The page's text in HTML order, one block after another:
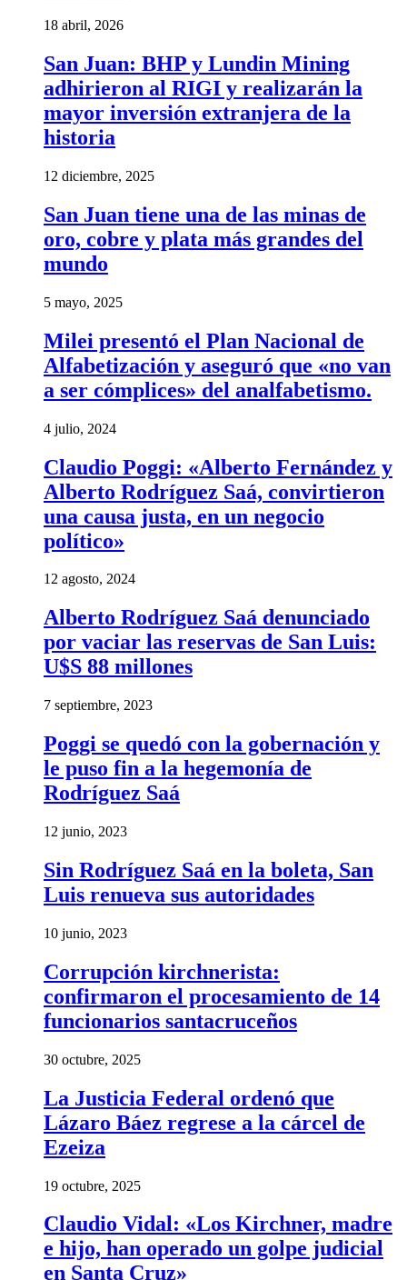
18 abril, 2026
San Juan: BHP y Lundin Mining
adhirieron al RIGI y realizarán la
mayor inversión extranjera de la
historia
12 diciembre, 2025
San Juan tiene una de las minas de
oro, cobre y plata más grandes del
mundo
5 mayo, 2025
Milei presentó el Plan Nacional de
Alfabetización y aseguró que «no van
a ser cómplices» del analfabetismo.
4 julio, 2024
Claudio Poggi: «Alberto Fernández y
Alberto Rodríguez Saá, convirtieron
una causa justa, en un negocio
político»
12 agosto, 2024
Alberto Rodríguez Saá denunciado
por vaciar las reservas de San Luis:
U$S 88 millones
7 septiembre, 2023
Poggi se quedó con la gobernación y
le puso fin a la hegemonía de
Rodríguez Saá
12 junio, 2023
Sin Rodríguez Saá en la boleta, San
Luis renueva sus autoridades
10 junio, 2023
Corrupción kirchnerista:
confirmaron el procesamiento de 14
funcionarios santacruceños
30 octubre, 2025
La Justicia Federal ordenó que
Lázaro Báez regrese a la cárcel de
Ezeiza
19 octubre, 2025
Claudio Vidal: «Los Kirchner, madre
e hijo, han operado un golpe judicial
en Santa Cruz»